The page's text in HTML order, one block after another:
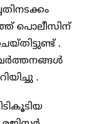
പൊലീസിന്
.
.